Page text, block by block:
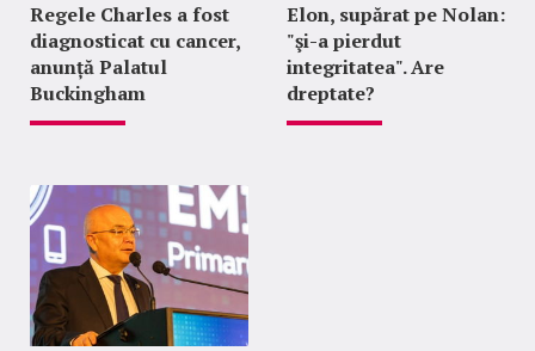
Regele Charles a fost
diagnosticat cu cancer,
anunță Palatul
Buckingham
Elon, supărat pe Nolan:
"şi-a pierdut
integritatea". Are
dreptate?